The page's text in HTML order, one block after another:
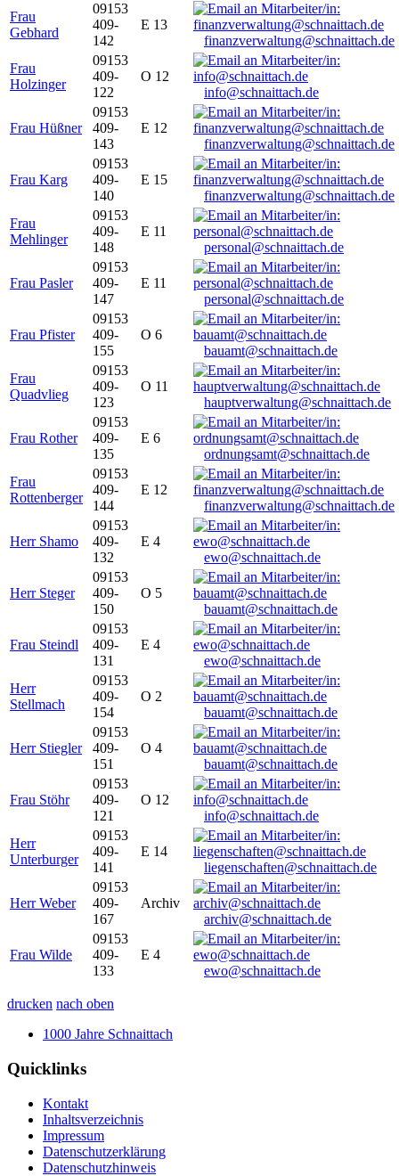
Frau
Gebhard
09153
409-
142
E 13
finanzverwaltung@schnaittach.de
Frau
Holzinger
09153
409-
122
O 12
info@schnaittach.de
Frau Hüßner
09153
409-
143
E 12
finanzverwaltung@schnaittach.de
Frau Karg
09153
409-
140
E 15
finanzverwaltung@schnaittach.de
Frau
Mehlinger
09153
409-
148
E 11
personal@schnaittach.de
Frau Pasler
09153
409-
147
E 11
personal@schnaittach.de
Frau Pfister
09153
409-
155
O 6
bauamt@schnaittach.de
Frau
Quadvlieg
09153
409-
123
O 11
hauptverwaltung@schnaittach.de
Frau Rother
09153
409-
135
E 6
ordnungsamt@schnaittach.de
Frau
Rottenberger
09153
409-
144
E 12
finanzverwaltung@schnaittach.de
Herr Shamo
09153
409-
132
E 4
ewo@schnaittach.de
Herr Steger
09153
409-
150
O 5
bauamt@schnaittach.de
Frau Steindl
09153
409-
131
E 4
ewo@schnaittach.de
Herr
Stellmach
09153
409-
154
O 2
bauamt@schnaittach.de
Herr Stiegler
09153
409-
151
O 4
bauamt@schnaittach.de
Frau Stöhr
09153
409-
121
O 12
info@schnaittach.de
Herr
Unterburger
09153
409-
141
E 14
liegenschaften@schnaittach.de
Herr Weber
09153
409-
167
Archiv
archiv@schnaittach.de
Frau Wilde
09153
409-
133
E 4
ewo@schnaittach.de
drucken nach oben
1000 Jahre Schnaittach
Quicklinks
Kontakt
Inhaltsverzeichnis
Impressum
Datenschutzerklärung
Datenschutzhinweis